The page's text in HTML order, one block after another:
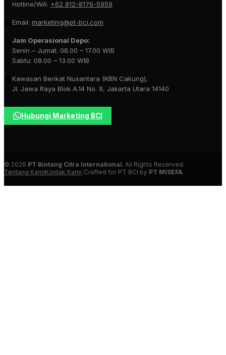
Hotline/WA: +62 812-8176-5959
Email: marketing@pt-bci.com
Jam Operasional Depo:
Senin – Jumat: 08.00 – 17.00 WIB
Sabtu: 08.00 – 13.00 WIB
Kawasan Berikat Nusantara (KBN Cakung),
Jl. Jawa Raya Blok A.14 No. 9, Jakarta Utara 14140
Hubungi Marketing BCI
© 2026 PT Bintang Citra International. All Rights Reserved.
Tentang KamiKontak Kami Crafted for PT BCI by PT MISEFA